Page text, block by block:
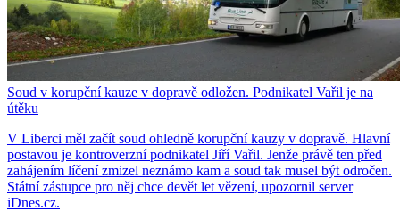
Soud v korupční kauze v dopravě odložen. Podnikatel Vařil je na
útěku
V Liberci měl začít soud ohledně korupční kauzy v dopravě. Hlavní
postavou je kontroverzní podnikatel Jiří Vařil. Jenže právě ten před
zahájením líčení zmizel neznámo kam a soud tak musel být odročen.
Státní zástupce pro něj chce devět let vězení, upozornil server
iDnes.cz.